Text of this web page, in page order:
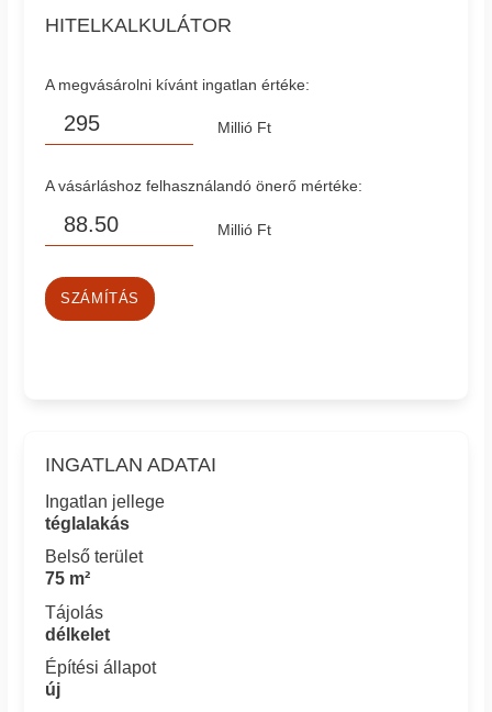
HITELKALKULÁTOR
A megvásárolni kívánt ingatlan értéke:
Millió Ft
A vásárláshoz felhasználandó önerő mértéke:
Millió Ft
SZÁMÍTÁS
INGATLAN ADATAI
Ingatlan jellege
téglalakás
Belső terület
75 m²
Tájolás
délkelet
Építési állapot
új